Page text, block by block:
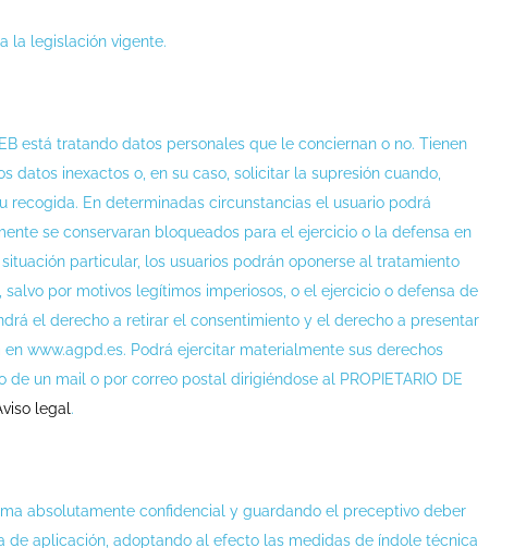
la legislación vigente.
está tratando datos personales que le conciernan o no. Tienen
inexactos o, en su caso, solicitar la supresión cuando,
recogida. En determinadas circunstancias el usuario podrá
se conservaran bloqueados para el ejercicio o la defensa en
particular, los usuarios podrán oponerse al tratamiento
por motivos legítimos imperiosos, o el ejercicio o defensa de
el derecho a retirar el consentimiento y el derecho a presentar
www.agpd.es. Podrá ejercitar materialmente sus derechos
un mail o por correo postal dirigiéndose al PROPIETARIO DE
legal .
absolutamente confidencial y guardando el preceptivo deber
aplicación, adoptando al efecto las medidas de índole técnica